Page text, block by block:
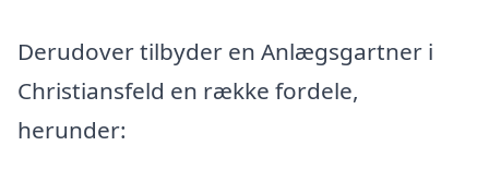
Derudover tilbyder en Anlægsgartner i
Christiansfeld en række fordele,
herunder: